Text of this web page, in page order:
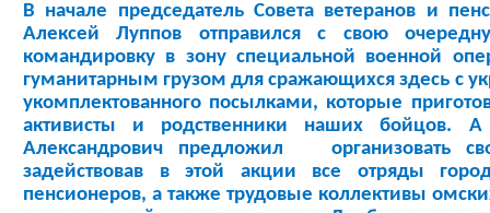
В начале председатель Совета ветеранов и
Алексей Луппов отправился с свою
командировку в зону специальной военной
гуманитарным грузом для сражающихся здесь с
укомплектованного посылками, которые
активисты и родственники наших бойцов.
Александрович предложил организовать
задействовав в этой акции все отряды
пенсионеров, а также трудовые коллективы